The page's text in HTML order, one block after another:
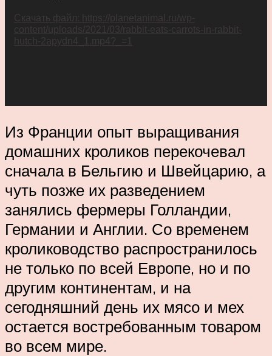
Скачать файл: https://planetanimal.ru/wp-
content/uploads/2021/03/rabbit-eats-carrots-in-rabbit-
hutch-2apydn4_1.mp4?_=1
Из Франции опыт выращивания
домашних кроликов перекочевал
сначала в Бельгию и Швейцарию, а
чуть позже их разведением
занялись фермеры Голландии,
Германии и Англии. Со временем
кролиководство распространилось
не только по всей Европе, но и по
другим континентам, и на
сегодняшний день их мясо и мех
остается востребованным товаром
во всем мире.